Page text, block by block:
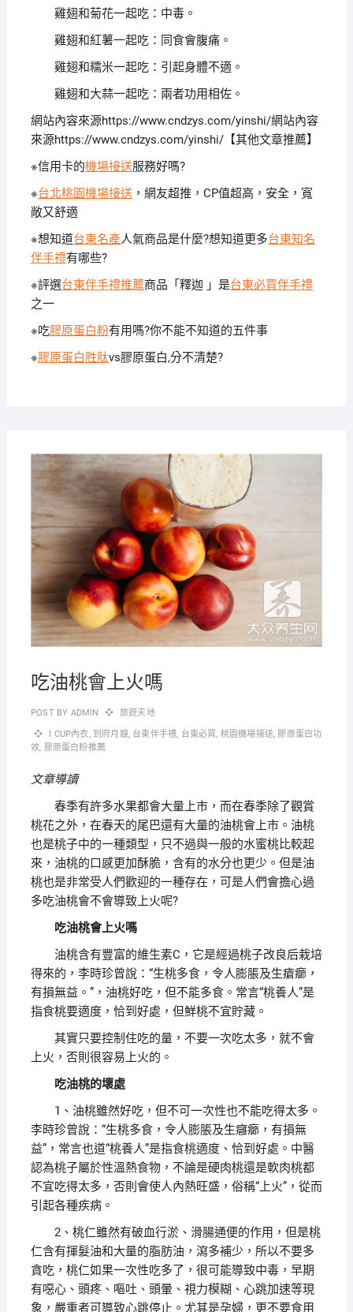
雞翅和菊花一起吃：中毒。
雞翅和紅薯一起吃：同食會腹痛。
雞翅和糯米一起吃：引起身體不適。
雞翅和大蒜一起吃：兩者功用相佐。
網站內容來源https://www.cndzys.com/yinshi/網站內容
來源https://www.cndzys.com/yinshi/【其他文章推薦】
※信用卡的機場接送服務好嗎?
※台北桃園機場接送 ，網友超推，CP值超高，安全，寬
敞又舒適
※想知道台東名產人氣商品是什麼?想知道更多台東知名
伴手禮有哪些?
※評選台東伴手禮推薦商品「釋迦 」是台東必買伴手禮
之一
※吃膠原蛋白粉有用嗎?你不能不知道的五件事
※膠原蛋白胜肽vs膠原蛋白,分不清楚?
吃油桃會上火嗎
POST BY ADMIN 旅遊天地
I CUP內衣 到府月嫂 台東伴手禮 台東必買 桃園機場接送 ,膠原蛋白功
效 膠原蛋白粉推薦
文章導讀
春季有許多水果都會大量上市，而在春季除了觀賞
桃花之外，在春天的尾巴還有大量的油桃會上市。油桃
也是桃子中的一種類型，只不過與一般的水蜜桃比較起
來，油桃的口感更加酥脆，含有的水分也更少。但是油
桃也是非常受人們歡迎的一種存在，可是人們會擔心過
多吃油桃會不會導致上火呢?
吃油桃會上火嗎
油桃含有豐富的維生素C，它是經過桃子改良后栽培
得來的，李時珍曾說：“生桃多食，令人膨脹及生瘡癤，
有損無益。”，油桃好吃，但不能多食。常言“桃養人”是
指食桃要適度，恰到好處，但鮮桃不宜貯藏。
其實只要控制住吃的量，不要一次吃太多，就不會
上火，否則很容易上火的。
吃油桃的壞處
1、油桃雖然好吃，但不可一次性也不能吃得太多。
李時珍曾說：“生桃多食，令人膨脹及生癰癤，有損無
益”，常言也道“桃養人”是指食桃適度、恰到好處。中醫
認為桃子屬於性溫熱食物，不論是硬肉桃還是軟肉桃都
不宜吃得太多，否則會使人內熱旺盛，俗稱“上火”，從而
引起各種疾病。
2、桃仁雖然有破血行淤、滑腸通便的作用，但是桃
仁含有揮髮油和大量的脂肪油，瀉多補少，所以不要多
貪吃，桃仁如果一次性吃多了，很可能導致中毒，早期
有噁心、頭疼、嘔吐、頭暈、視力模糊、心跳加速等現
象，嚴重者可導致心跳停止。尤其是孕婦，更不要食用